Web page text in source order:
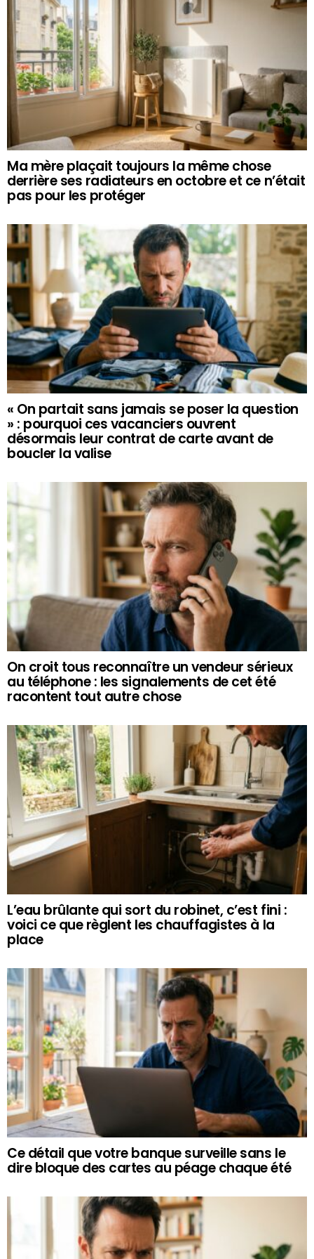
Ma mère plaçait toujours la même chose
derrière ses radiateurs en octobre et ce n’était
pas pour les protéger
« On partait sans jamais se poser la question
» : pourquoi ces vacanciers ouvrent
désormais leur contrat de carte avant de
boucler la valise
On croit tous reconnaître un vendeur sérieux
au téléphone : les signalements de cet été
racontent tout autre chose
L’eau brûlante qui sort du robinet, c’est fini :
voici ce que règlent les chauffagistes à la
place
Ce détail que votre banque surveille sans le
dire bloque des cartes au péage chaque été